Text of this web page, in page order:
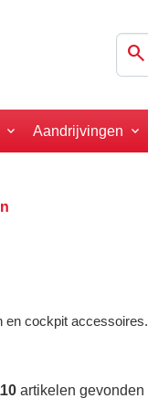
search
Aandrijvingen
en cockpit accessoires.
artikelen gevonden